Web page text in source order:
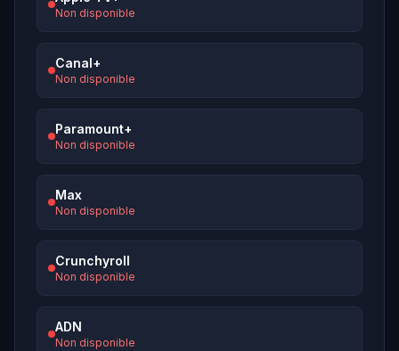
Non disponible
Canal+
Non disponible
Paramount+
Non disponible
Max
Non disponible
Crunchyroll
Non disponible
ADN
Non disponible